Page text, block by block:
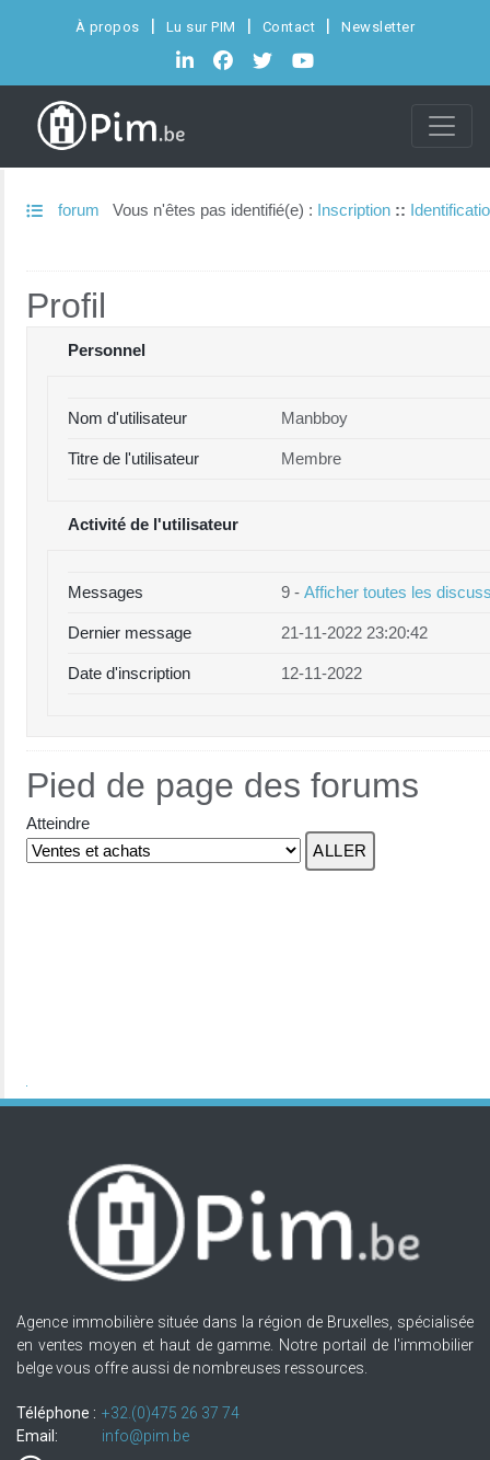
À propos Lu sur PIM Contact Newsletter
forum Vous n'êtes pas identifié(e) : Inscription ::
Profil
Personnel
Nom d'utilisateur Manbboy
Titre de l'utilisateur Membre
Activité de l'utilisateur
Messages 9 - Afficher toutes les
Dernier message 21-11-2022 23:20:42
Date d'inscription 12-11-2022
Pied de page des forums
Atteindre
Agence immobilière située dans la région de Bruxelles, spécialisée
en ventes moyen et haut de gamme. Notre portail de l'immobilier
belge vous offre aussi de nombreuses ressources.
Téléphone : +32.(0)475 26 37 74
Email:
info@pim.be